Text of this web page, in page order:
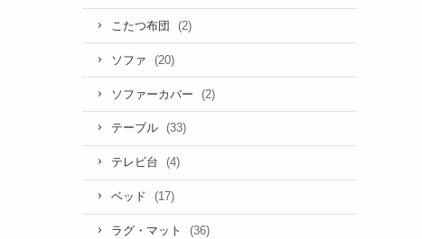
こたつ布団 (2)
ソファ (20)
ソファーカバー (2)
テーブル (33)
テレビ台 (4)
ベッド (17)
ラグ・マット (36)